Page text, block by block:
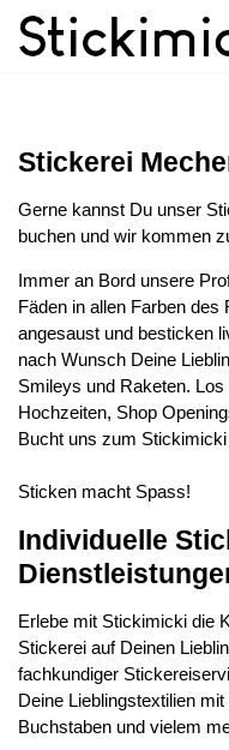
Stickerei
Gerne kannst Du unser
buchen und wir kommen
Immer an Bord unsere
Fäden in allen Farben
angesaust und besticken
nach Wunsch Deine
Smileys und Raketen.
Hochzeiten, Shop
Bucht uns zum
Sticken macht Spass!
Individuelle
Erlebe mit Stickimicki die
Stickerei auf Deinen
fachkundiger
Deine Lieblingstextilien
Buchstaben und vielem